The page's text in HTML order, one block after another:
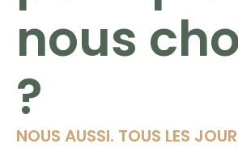
nous
?
NOUS AUSSI. TOUS LES